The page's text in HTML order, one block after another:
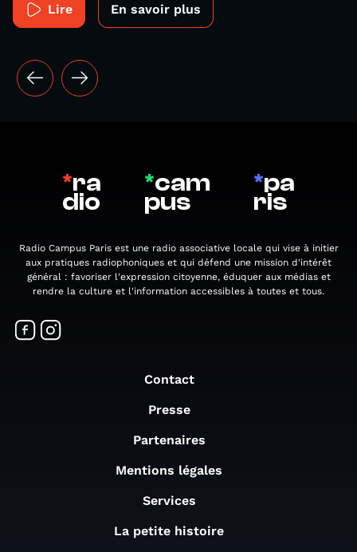
Lire En savoir plus
*ra
dio
*cam
pus
*pa
ris
Radio Campus Paris est une radio associative locale qui vise à initier
aux pratiques radiophoniques et qui défend une mission d'intérêt
général : favoriser l'expression citoyenne, éduquer aux médias et
rendre la culture et l'information accessibles à toutes et tous.
Contact
Presse
Partenaires
Mentions légales
Services
La petite histoire